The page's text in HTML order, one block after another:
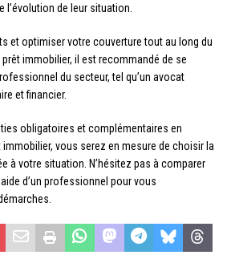
de leur situation.
et optimiser votre couverture tout au long du
immobilier, il est recommandé de se
du secteur, tel qu’un avocat
et financier.
obligatoires et complémentaires en
immobilier, vous serez en mesure de choisir la
à votre situation. N’hésitez pas à comparer
d’un professionnel pour vous